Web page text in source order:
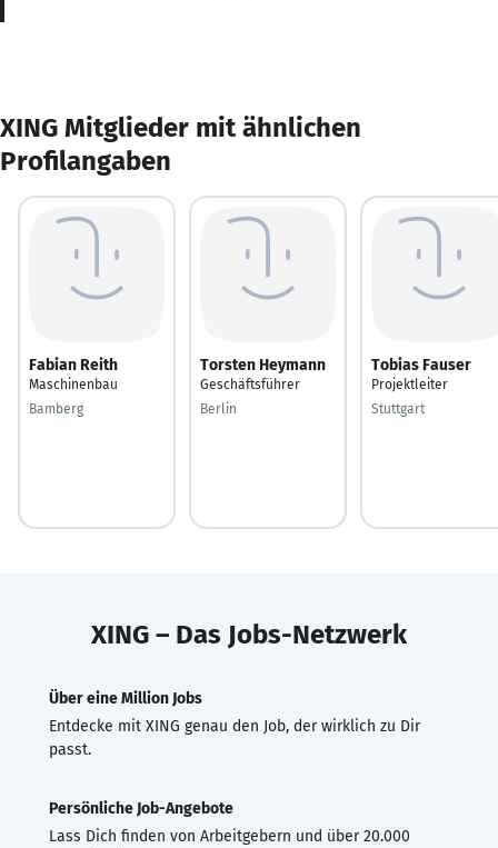
XING Mitglieder mit ähnlichen
Profilangaben
Fabian Reith
Maschinenbau
Bamberg
Torsten Heymann
Geschäftsführer
Berlin
Tobias Fauser
Projektleiter
Stuttgart
XING – Das Jobs-Netzwerk
Über eine Million Jobs
Entdecke mit XING genau den Job, der wirklich zu Dir
passt.
Persönliche Job-Angebote
Lass Dich finden von Arbeitgebern und über 20.000